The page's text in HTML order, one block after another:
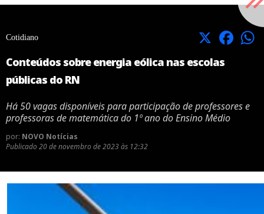
Cotidiano X Facebook
Conteúdos sobre energia eólica nas escolas
públicas do RN
Há 50 vagas disponíveis para participação de professores e
professoras de matemática do 1º ano do Ensino Médio
por: NOVO Notícias
Publicado 20 de novembro de 2023 às 12:32